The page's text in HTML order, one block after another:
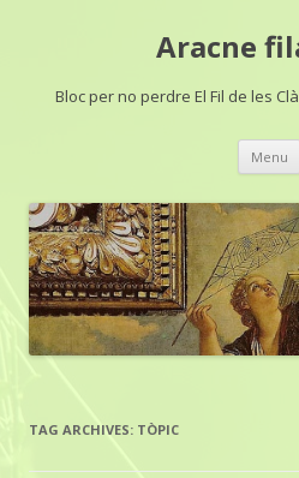
Aracne
Bloc per no perdre El Fil de les
Menu
TAG ARCHIVES: TÒPIC